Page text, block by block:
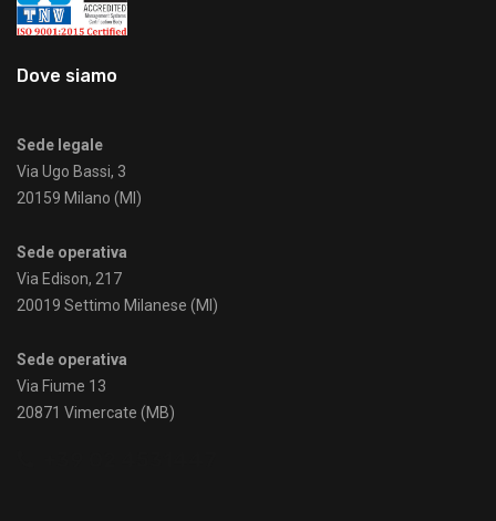
Dove siamo
Sede legale
Via Ugo Bassi, 3
20159 Milano (MI)
Sede operativa
Via Edison, 217
20019 Settimo Milanese (MI)
Sede operativa
Via Fiume 13
20871 Vimercate (MB)